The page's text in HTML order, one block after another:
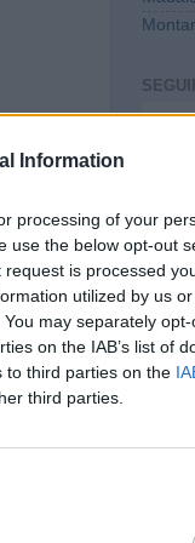
Information
processing of your
use the below opt-out
is processed
utilized by us
may separately
on the IAB’s list of
to third parties on the
third parties.